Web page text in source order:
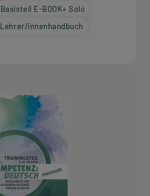
Basisteil E-BOOK+ Solo
Lehrer/innenhandbuch